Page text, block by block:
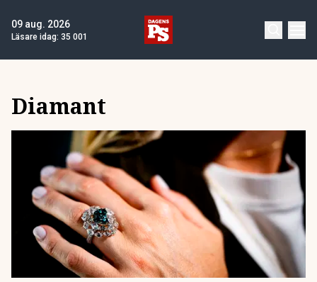
09 aug. 2026
Läsare idag: 35 001
Diamant